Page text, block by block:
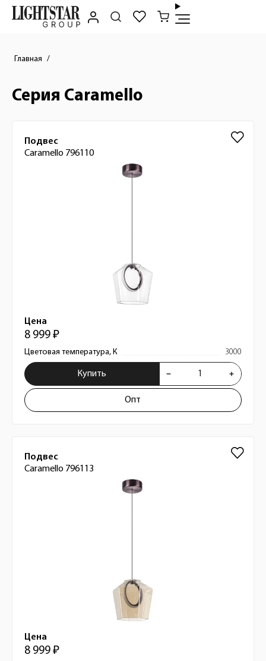
Главная
Серия Caramello
Подвес
Caramello 796110
Цена
8 999 ₽
Цветовая температура, К 3000
Купить
Опт
Подвес
Caramello 796113
Цена
8 999 ₽